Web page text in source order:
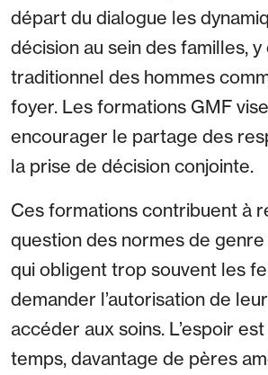
départ du dialogue les
décision au sein des familles,
traditionnel des hommes
foyer. Les formations GMF
encourager le partage des
la prise de décision conjointe.
Ces formations contribuent à
question des normes de
qui obligent trop souvent les
demander l’autorisation de
accéder aux soins. L’espoir est
temps, davantage de pères